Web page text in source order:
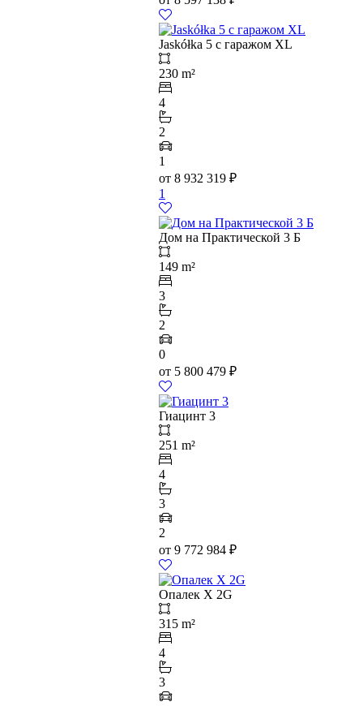
Jaskółka 5 с гаражом XL
230 m²
4
2
1
от 8 932 319 ₽
1
Дом на Практической 3 Б
149 m²
3
2
0
от 5 800 479 ₽
Гиацинт 3
251 m²
4
3
2
от 9 772 984 ₽
Опалек X 2G
315 m²
4
3